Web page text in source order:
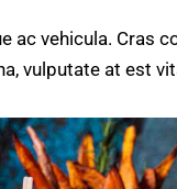
ac vehicula. Cras
vulputate at est